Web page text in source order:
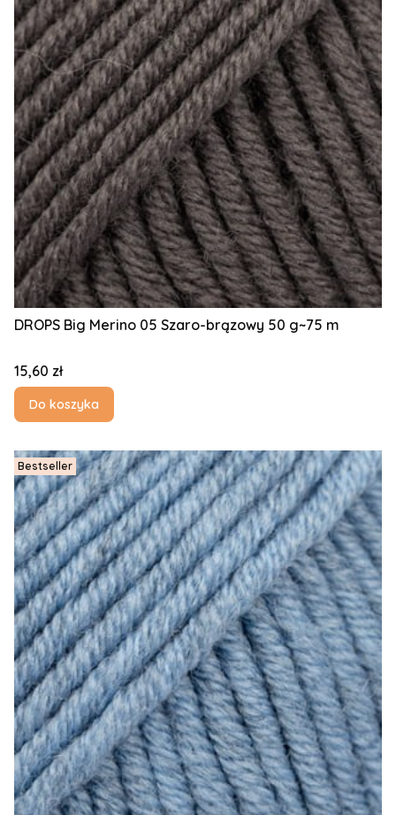
DROPS Big Merino 05 Szaro-brązowy 50 g~75 m
Cena
15,60 zł
Do koszyka
Bestseller